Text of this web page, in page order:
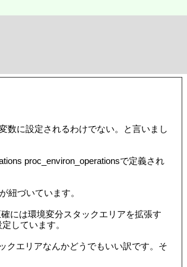
数に設定されるわけでない。と言いまし
proc_environ_operationsで定義され
紐づいています。
には環境変分スタックエリアを拡張す
しています。
クエリアなんかどうでもいい訳です。そ